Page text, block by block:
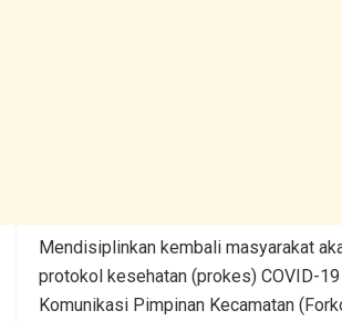
Mendisiplinkan kembali masyarakat
protokol kesehatan (prokes) COVID-
Komunikasi Pimpinan Kecamatan